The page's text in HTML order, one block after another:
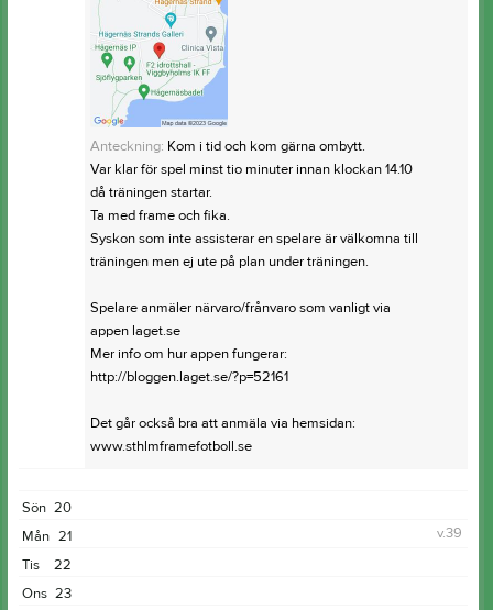
Anteckning: Kom i tid och kom gärna ombytt.
Var klar för spel minst tio minuter innan klockan 14.10
då träningen startar.
Ta med frame och fika.
Syskon som inte assisterar en spelare är välkomna till
träningen men ej ute på plan under träningen.
Spelare anmäler närvaro/frånvaro som vanligt via
appen laget.se
Mer info om hur appen fungerar:
http://bloggen.laget.se/?p=52161
Det går också bra att anmäla via hemsidan:
www.sthlmframefotboll.se
20
Sön
21
Mån
v.39
22
Tis
23
Ons